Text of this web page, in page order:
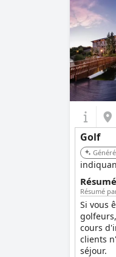
Golf
Résumé
Si vous
cours
clients
séjour.